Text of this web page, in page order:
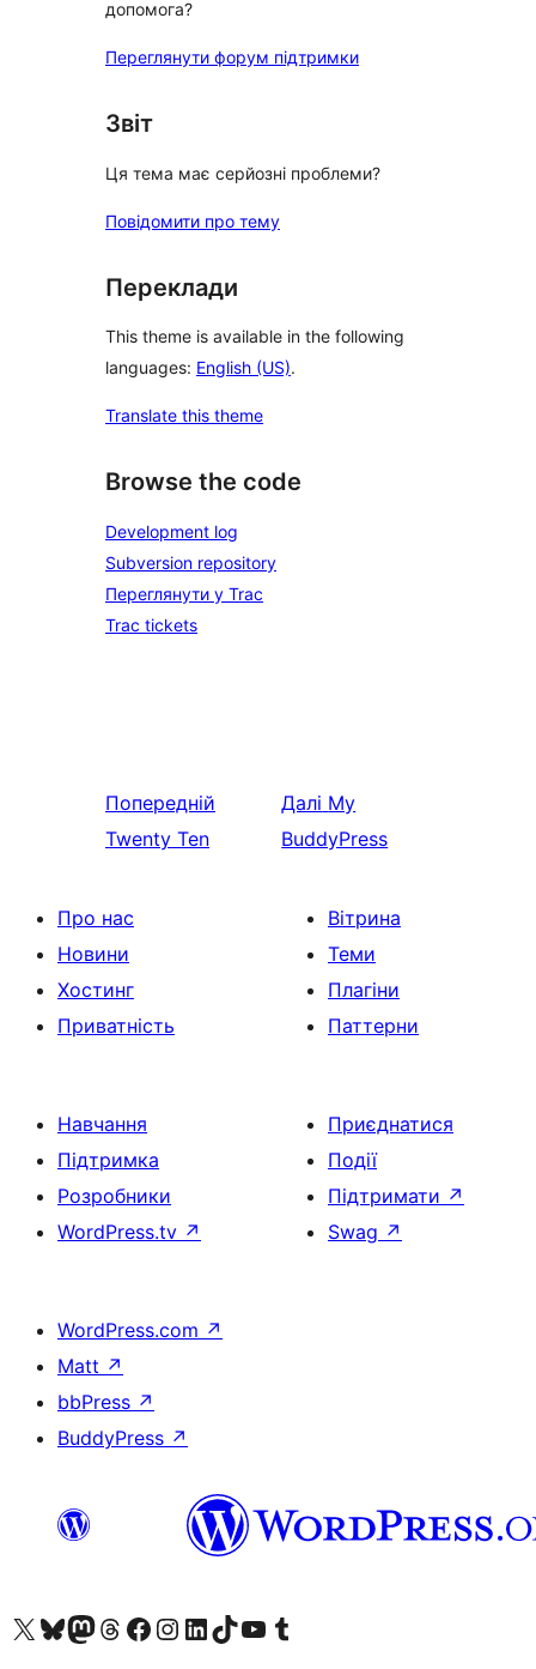
допомога?
Переглянути форум підтримки
Звіт
Ця тема має серйозні проблеми?
Повідомити про тему
Переклади
This theme is available in the following
languages: English (US).
Translate this theme
Browse the code
Development log
Subversion repository
Переглянути у Trac
Trac tickets
Попередній
Twenty Ten
Далі My
BuddyPress
Про нас
Новини
Хостинг
Приватність
Вітрина
Теми
Плагіни
Паттерни
Навчання
Підтримка
Розробники
WordPress.tv ↗
Приєднатися
Події
Підтримати ↗
Swag ↗
WordPress.com ↗
Matt ↗
bbPress ↗
BuddyPress ↗
Visit our X (formerly Twitter) account
Visit our Bluesky account
Завітайте до нашої стрічки в Mastodon
Visit our Threads account
Завітайте на нашу сторінку в Facebook
Visit our Instagram account
Visit our LinkedIn account
Visit our TikTok account
Visit our YouTube channel
Visit our Tumblr account